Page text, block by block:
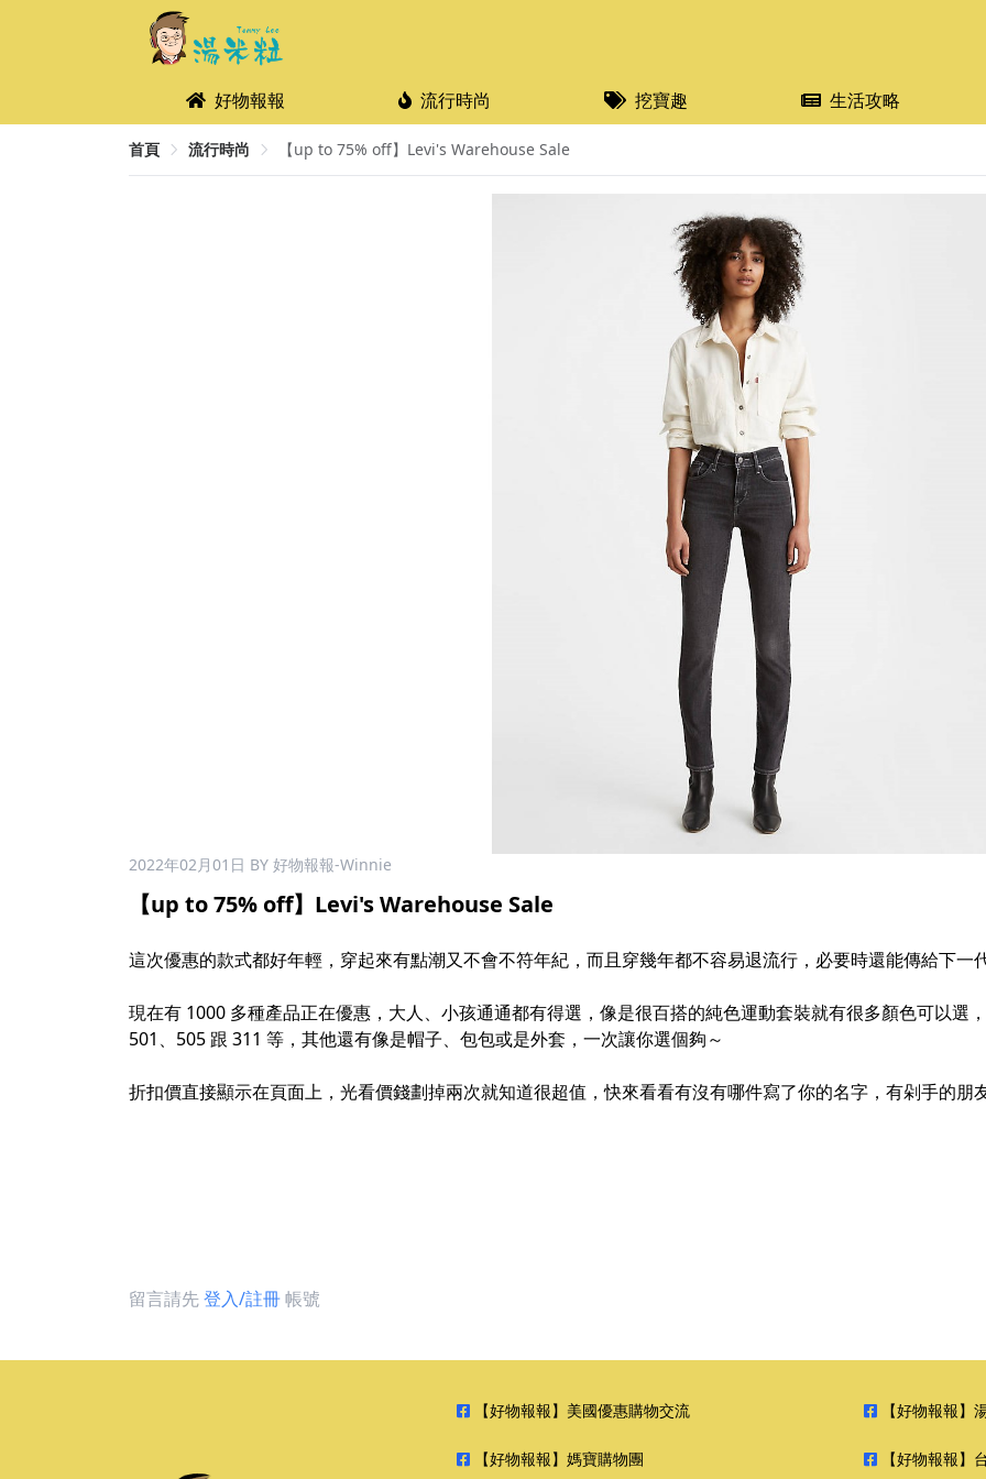
好物報報 流行時尚 挖寶趣 生活攻略
首頁 流行時尚 【up to 75% off】Levi's Warehouse Sale
2022年02月01日 BY 好物報報-Winnie
【up to 75% off】Levi's Warehouse Sale
這次優惠的款式都好年輕，穿起來有點潮又不會不符年紀，而且穿幾年都不容易退流行，必要時還能傳給下一
現在有 1000 多種產品正在優惠，大人、小孩通通都有得選，像是很百搭的純色運動套裝就有很多顏色可以選
501、505 跟 311 等，其他還有像是帽子、包包或是外套，一次讓你選個夠～
折扣價直接顯示在頁面上，光看價錢劃掉兩次就知道很超值，快來看看有沒有哪件寫了你的名字，有剁手的朋
留言請先登入/註冊帳號
【好物報報】美國優惠購物交流 【好物報報】
【好物報報】媽寶購物團 【好物報報】